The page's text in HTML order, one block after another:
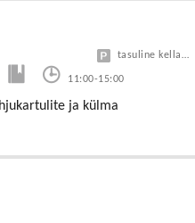
11:00-15:00
tasuline kellaga 1 tund tasuta
ja külma